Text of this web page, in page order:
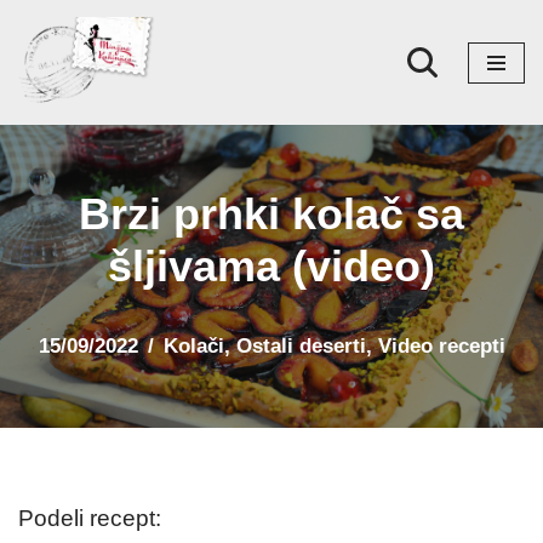
Skoči
na
sadržaj
Brzi prhki kolač sa
šljivama (video)
15/09/2022 Kolači,Ostali deserti,Video recepti
Podeli recept: